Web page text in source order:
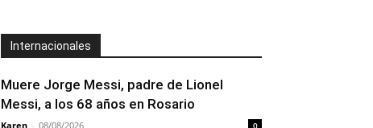
Internacionales
Muere Jorge Messi, padre de Lionel
Messi, a los 68 años en Rosario
Karen - 08/08/2026